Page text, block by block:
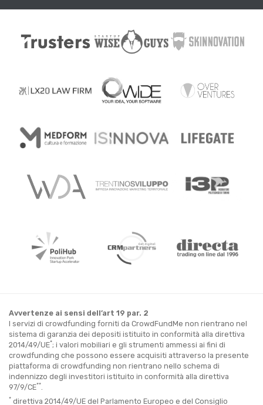
Avvertenze ai sensi dell’art 19 par. 2
I servizi di crowdfunding forniti da CrowdFundMe non rientrano nel
sistema di garanzia dei depositi istituito in conformità alla direttiva
2014/49/UE*; i valori mobiliari e gli strumenti ammessi ai fini di
crowdfunding che possono essere acquisiti attraverso la presente
piattaforma di crowdfunding non rientrano nello schema di
indennizzo degli investitori istituito in conformità alla direttiva
97/9/CE**
* direttiva 2014/49/UE del Parlamento Europeo e del Consiglio